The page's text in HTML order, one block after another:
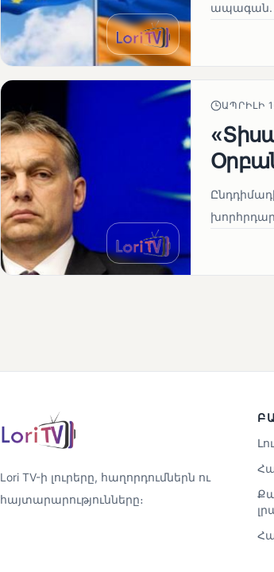
ապագան.
ԱՊՐԻԼԻ
Lori TV-ի լուրերը, հաղորդումներն ու
հայտարարությունները։